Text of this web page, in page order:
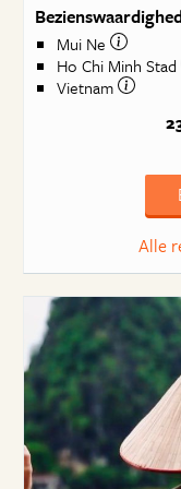
Mui Ne
Ho Chi Minh Stad
Vietnam
Alle